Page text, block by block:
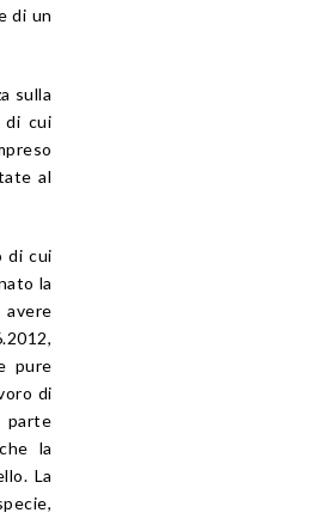
di un
sulla
di cui
al
di cui
la
pure
di
parte
la
La